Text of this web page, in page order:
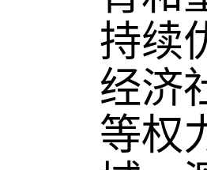
持续
经济
等权